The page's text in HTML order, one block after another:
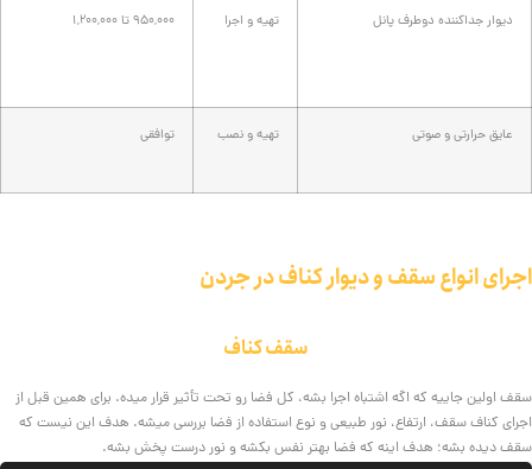
دیوار جداکننده دوطرف پانل تهیه و اجرا 950,000 تا 1,200,000
عایق حرارتی و صوتی تهیه و نصب توافقی
اجرای انواع سقف و دیوار کناف در جردن
سقف کناف
سقف اولین جاییه که اگه اشتباه اجرا بشه، کل فضا رو تحت تأثیر قرار میده. برای همین قبل از
اجرای کناف سقف، ارتفاع، نور طبیعی و نوع استفاده از فضا بررسی میشه. هدف این نیست که
سقف دیده بشه؛ هدف اینه که فضا بهتر نفس بکشه و نور درست پخش بشه.